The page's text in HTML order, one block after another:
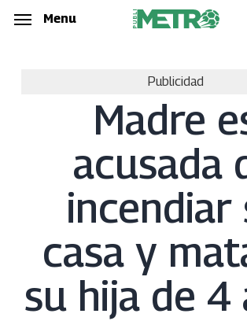
Skip
Menu
Publicidad
Madre
acusada
incendiar
casa y
su hija de 4
Menu